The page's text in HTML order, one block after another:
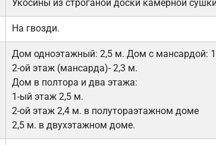
Укосины из строганой доски камерной
На гвозди.
Дом одноэтажный: 2,5 м. Дом с мансардой:
2-ой этаж (мансарда)- 2,3 м.
Дом в полтора и два этажа:
1-ый этаж 2,5 м.
2-ой этаж 2,4 м. в полутораэтажном доме
2,5 м. в двухэтажном доме.